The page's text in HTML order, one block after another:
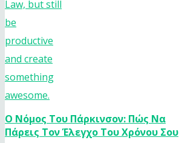
Ο Nόμος Του Πάρκινσον: Πώς Να
Πάρεις Τον Έλεγχο Του Χρόνου Σου